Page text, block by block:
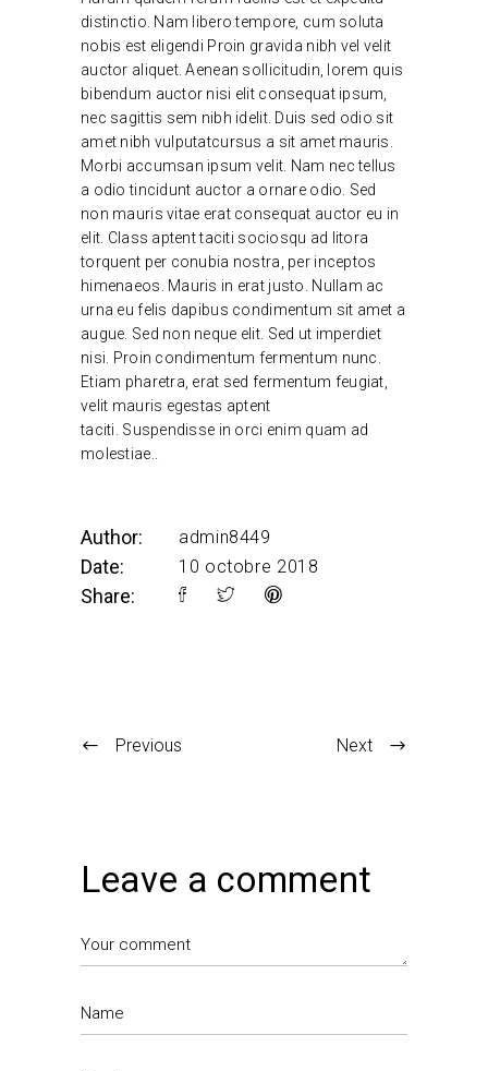
distinctio. Nam libero tempore, cum soluta
nobis est eligendi Proin gravida nibh vel velit
auctor aliquet. Aenean sollicitudin, lorem quis
bibendum auctor nisi elit consequat ipsum,
nec sagittis sem nibh idelit. Duis sed odio sit
amet nibh vulputatcursus a sit amet mauris.
Morbi accumsan ipsum velit. Nam nec tellus
a odio tincidunt auctor a ornare odio. Sed
non mauris vitae erat consequat auctor eu in
elit. Class aptent taciti sociosqu ad litora
torquent per conubia nostra, per inceptos
himenaeos. Mauris in erat justo. Nullam ac
urna eu felis dapibus condimentum sit amet a
augue. Sed non neque elit. Sed ut imperdiet
nisi. Proin condimentum fermentum nunc.
Etiam pharetra, erat sed fermentum feugiat,
velit mauris egestas aptent
taciti. Suspendisse in orci enim quam ad
molestiae..
Author: admin8449
Date: 10 octobre 2018
Share:
Previous Next
Leave a comment